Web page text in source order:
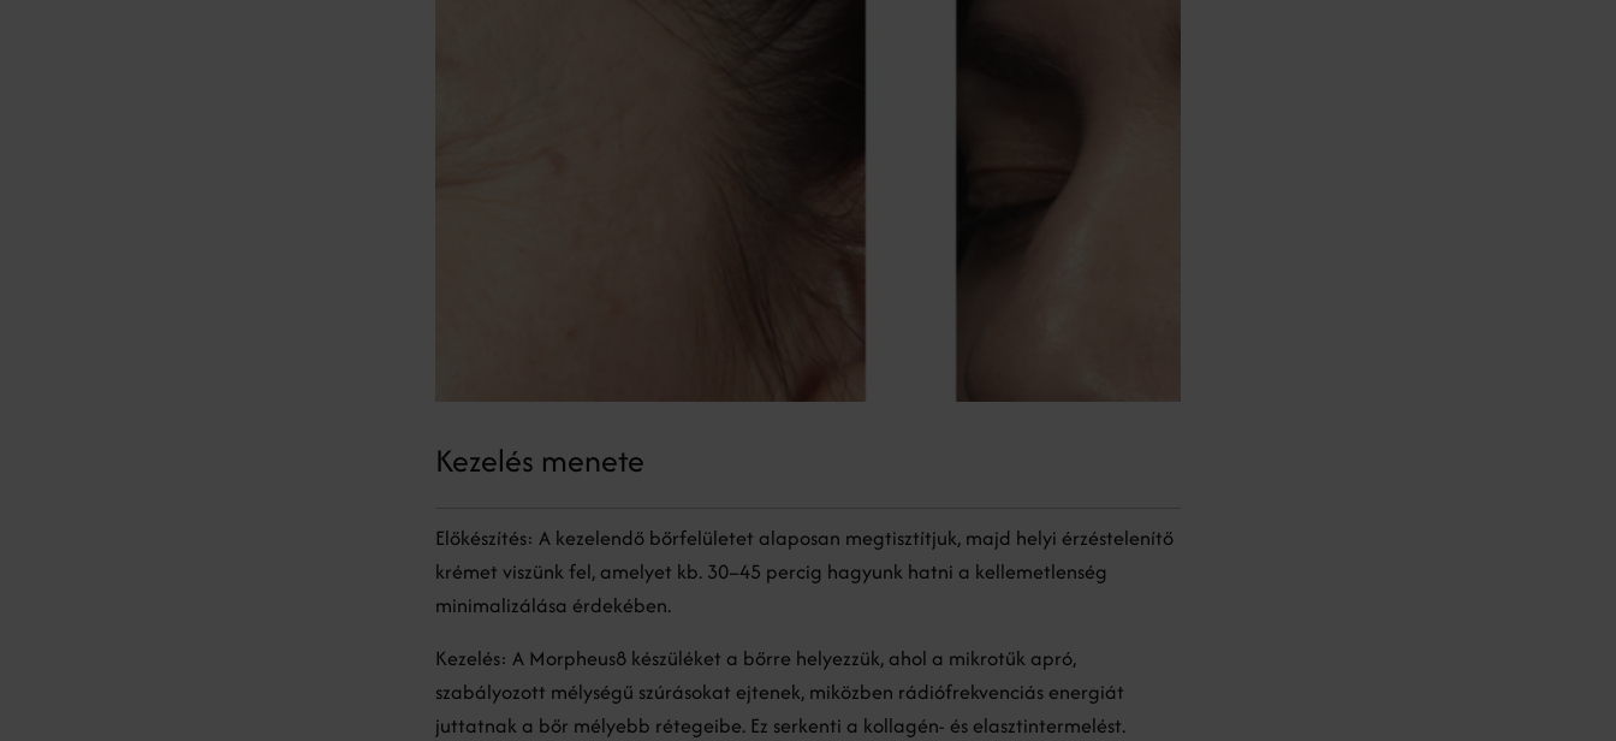
Kezelés menete
Előkészítés: A kezelendő bőrfelületet alaposan megtisztítjuk, majd helyi érzéstelenítő
krémet viszünk fel, amelyet kb. 30–45 percig hagyunk hatni a kellemetlenség
minimalizálása érdekében.
Kezelés: A Morpheus8 készüléket a bőrre helyezzük, ahol a mikrotűk apró,
szabályozott mélységű szúrásokat ejtenek, miközben rádiófrekvenciás energiát
juttatnak a bőr mélyebb rétegeibe. Ez serkenti a kollagén- és elasztintermelést.